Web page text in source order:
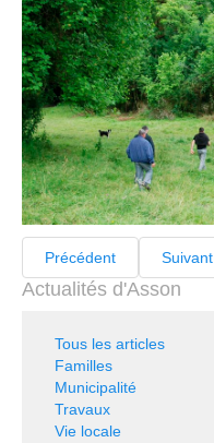
Précédent Suivant
Actualités d'Asson
Tous les articles
Familles
Municipalité
Travaux
Vie locale